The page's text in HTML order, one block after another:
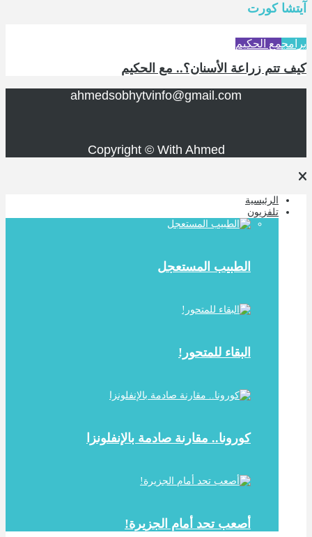
آيتشا كورت
برامجمع الحكيم
كيف تتم زراعة الأسنان؟.. مع الحكيم
ahmedsobhytvinfo@gmail.com
Copyright © With Ahmed
الرئيسية
تلفزيون
الطبيب المستعجل
البقاء للمتحور!
كورونا.. مقارنة صادمة بالإنفلونزا
أصعب تحد أمام الجزيرة!